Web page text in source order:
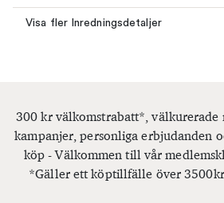
Visa fler Inredningsdetaljer
300 kr välkomstrabatt*,
kampanjer, personliga erbjudanden
köp - Välkommen till vår
*Gäller ett köptillfälle över